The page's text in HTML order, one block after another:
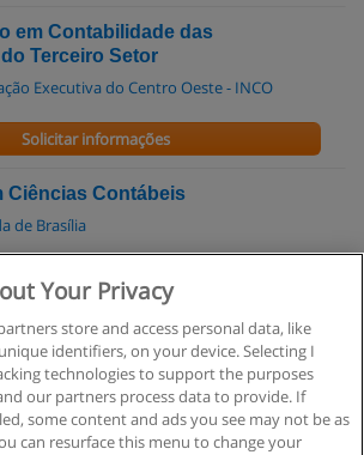
em Contabilidade das
Terceiro Setor
Executiva do Centro Oeste - INCO
Solicitar informações
Ciências Contábeis
de Brasília
Solicitar informações
Ciências Contábeis
Solicitar informações
Your Privacy
store and access personal data, like
identifiers, on your device. Selecting I
technologies to support the purposes
our partners process data to provide. If
some content and ads you see may not be as
can resurface this menu to change your